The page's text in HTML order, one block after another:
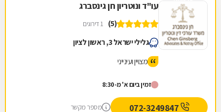
עו"ד ונוטריון חן גינסברג
(5) 1 דירוגים
גלילי ישראל 3, ראשון לציון
מצויין ועינייני
זמין ביום א' מ-8:30
מספר מקשר